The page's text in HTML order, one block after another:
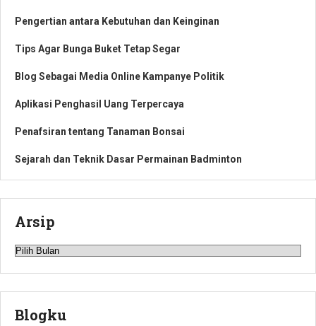
Pengertian antara Kebutuhan dan Keinginan
Tips Agar Bunga Buket Tetap Segar
Blog Sebagai Media Online Kampanye Politik
Aplikasi Penghasil Uang Terpercaya
Penafsiran tentang Tanaman Bonsai
Sejarah dan Teknik Dasar Permainan Badminton
Arsip
Arsip
Blogku